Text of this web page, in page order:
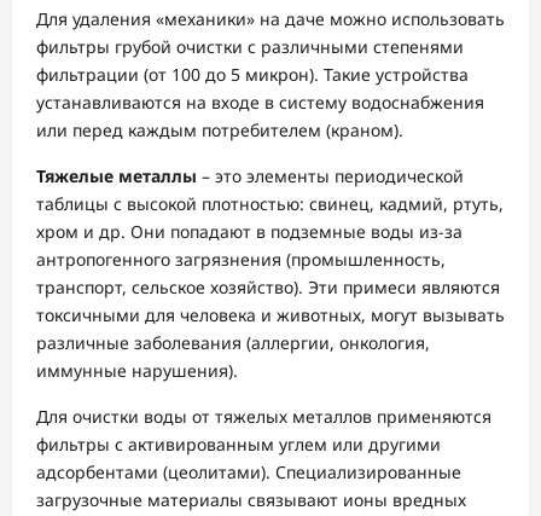
Для удаления «механики» на даче можно использовать
фильтры грубой очистки с различными степенями
фильтрации (от 100 до 5 микрон). Такие устройства
устанавливаются на входе в систему водоснабжения
или перед каждым потребителем (краном).
Тяжелые металлы – это элементы периодической
таблицы с высокой плотностью: свинец, кадмий, ртуть,
хром и др. Они попадают в подземные воды из-за
антропогенного загрязнения (промышленность,
транспорт, сельское хозяйство). Эти примеси являются
токсичными для человека и животных, могут вызывать
различные заболевания (аллергии, онкология,
иммунные нарушения).
Для очистки воды от тяжелых металлов применяются
фильтры с активированным углем или другими
адсорбентами (цеолитами). Специализированные
загрузочные материалы связывают ионы вредных